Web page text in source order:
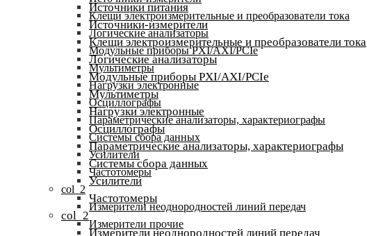
Клещи электроизмерительные и преобразователи тока
Логические анализаторы
Модульные приборы PXI/AXI/PCIe
Мультиметры
Нагрузки электронные
Осциллографы
Параметрические анализаторы, характериографы
Системы сбора данных
Усилители
Частотомеры
col_2
Измерители неоднородностей линий передач
Измерители прочие
Источники питания
Источники-измерители
Клещи электроизмерительные и преобразователи тока
Логические анализаторы
Модульные приборы PXI/AXI/PCIe
Мультиметры
Нагрузки электронные
Осциллографы
Параметрические анализаторы, характериографы
Системы сбора данных
Усилители
Частотомеры
col_2
Измерители неоднородностей линий передач